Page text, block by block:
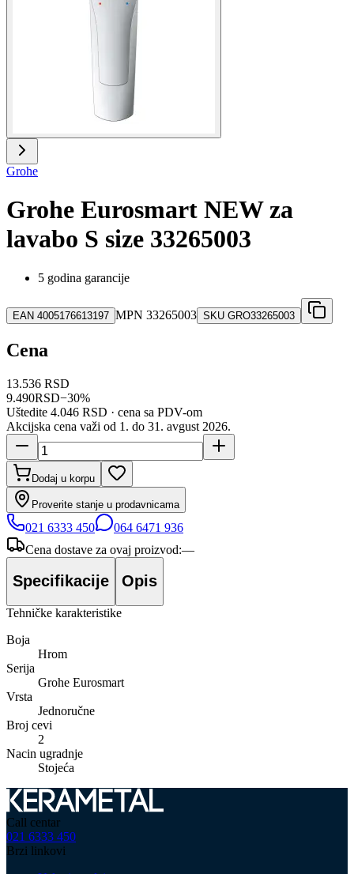
Grohe
Grohe Eurosmart NEW za
lavabo S size 33265003
5 godina garancije
EAN 4005176613197 MPN 33265003 SKU GRO33265003
Cena
13.536 RSD
9.490RSD−30%
Uštedite 4.046 RSD · cena sa PDV-om
Akcijska cena važi od 1. do 31 . avgust 2026.
Dodaj u korpu
Proverite stanje u prodavnicama
021 6333 450
064 6471 936
Cena dostave za ovaj proizvod:—
Specifikacije Opis
Tehničke karakteristike
Boja
Hrom
Serija
Grohe Eurosmart
Vrsta
Jednoručne
Broj cevi
2
Nacin ugradnje
Stojeća
Call centar
021 6333 450
Brzi linkovi